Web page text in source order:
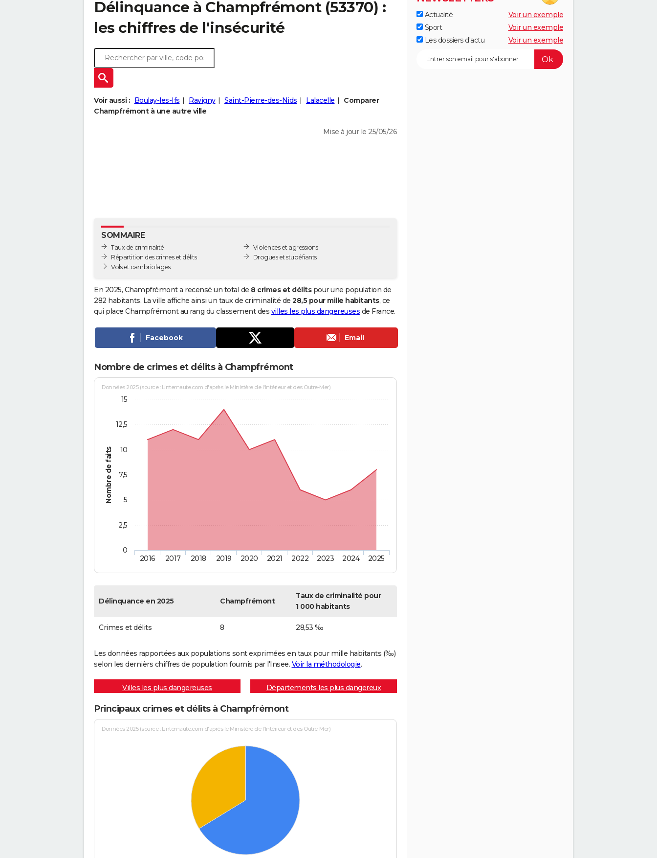
Délinquance à Champfrémont(53370) :
les chiffres de l'insécurité
Voir aussi : Boulay-les-Ifs Ravigny Saint-Pierre-des-Nids Lalacelle
Comparer
Champfrémont à une autre ville
Mise à jour le 25/05/26
SOMMAIRE
Taux de criminalité
Répartition des crimes et délits
Vols et cambriolages
Violences et agressions
Drogues et stupéfiants
En 2025, Champfrémont a recensé un total de 8 crimes et délitspour une population de
282 habitants. La ville affiche ainsi un taux de criminalité de 28,5 pour mille habitants, ce
qui place Champfrémont au rang du classement des villes les plus dangereuses de France.
Facebook Email
Nombre de crimes et délits à Champfrémont
Nombre de faits
Données 2025 (source : Linternaute.com d'après le Ministère de l'Intérieur et des Outre-Mer)
2016 2017 2018 2019 2020 2021 2022 2023 2024 2025
0
2,5
5
7,5
10
12,5
15
Délinquance en 2025 Champfrémont
Taux de criminalité pour
1 000 habitants
Crimes et délits 8 28,53 ‰
Les données rapportées aux populations sont exprimées en taux pour mille habitants (‰)
selon les dernièrs chiffres de population fournis par l'Insee. Voir la méthodologie.
Villes les plus dangereuses Départements les plus dangereux
Principaux crimes et délits à Champfrémont
Données 2025 (source : Linternaute.com d'après le Ministère de l'Intérieur et des Outre-Mer)
Actualité
Voir un exemple
Sport
Voir un exemple
Les dossiers d'actu
Voir un exemple